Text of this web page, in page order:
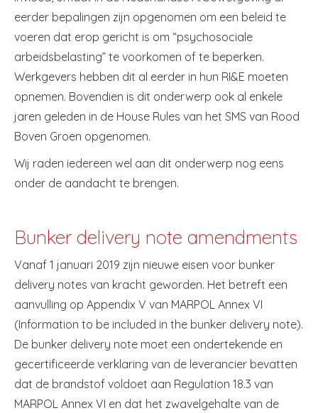
eerder bepalingen zijn opgenomen om een beleid te
voeren dat erop gericht is om “psychosociale
arbeidsbelasting” te voorkomen of te beperken.
Werkgevers hebben dit al eerder in hun RI&E moeten
opnemen. Bovendien is dit onderwerp ook al enkele
jaren geleden in de House Rules van het SMS van Rood
Boven Groen opgenomen.
Wij raden iedereen wel aan dit onderwerp nog eens
onder de aandacht te brengen.
Bunker delivery note amendments
Vanaf 1 januari 2019 zijn nieuwe eisen voor bunker
delivery notes van kracht geworden. Het betreft een
aanvulling op Appendix V van MARPOL Annex VI
(Information to be included in the bunker delivery note).
De bunker delivery note moet een ondertekende en
gecertificeerde verklaring van de leverancier bevatten
dat de brandstof voldoet aan Regulation 18.3 van
MARPOL Annex VI en dat het zwavelgehalte van de